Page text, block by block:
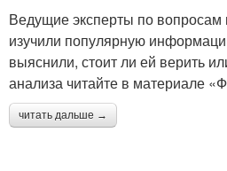
Ведущие эксперты по
изучили популярную
выяснили, стоит ли ей верить
анализа читайте в материале
читать дальше →